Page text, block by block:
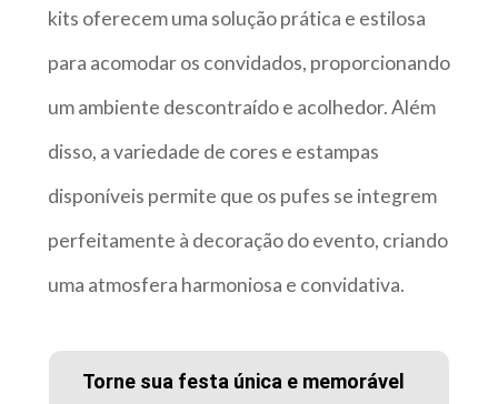
kits oferecem uma solução prática e estilosa
para acomodar os convidados, proporcionando
um ambiente descontraído e acolhedor. Além
disso, a variedade de cores e estampas
disponíveis permite que os pufes se integrem
perfeitamente à decoração do evento, criando
uma atmosfera harmoniosa e convidativa.
Torne sua festa única e memorável